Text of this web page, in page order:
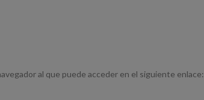
al que puede acceder en el siguiente enlace: